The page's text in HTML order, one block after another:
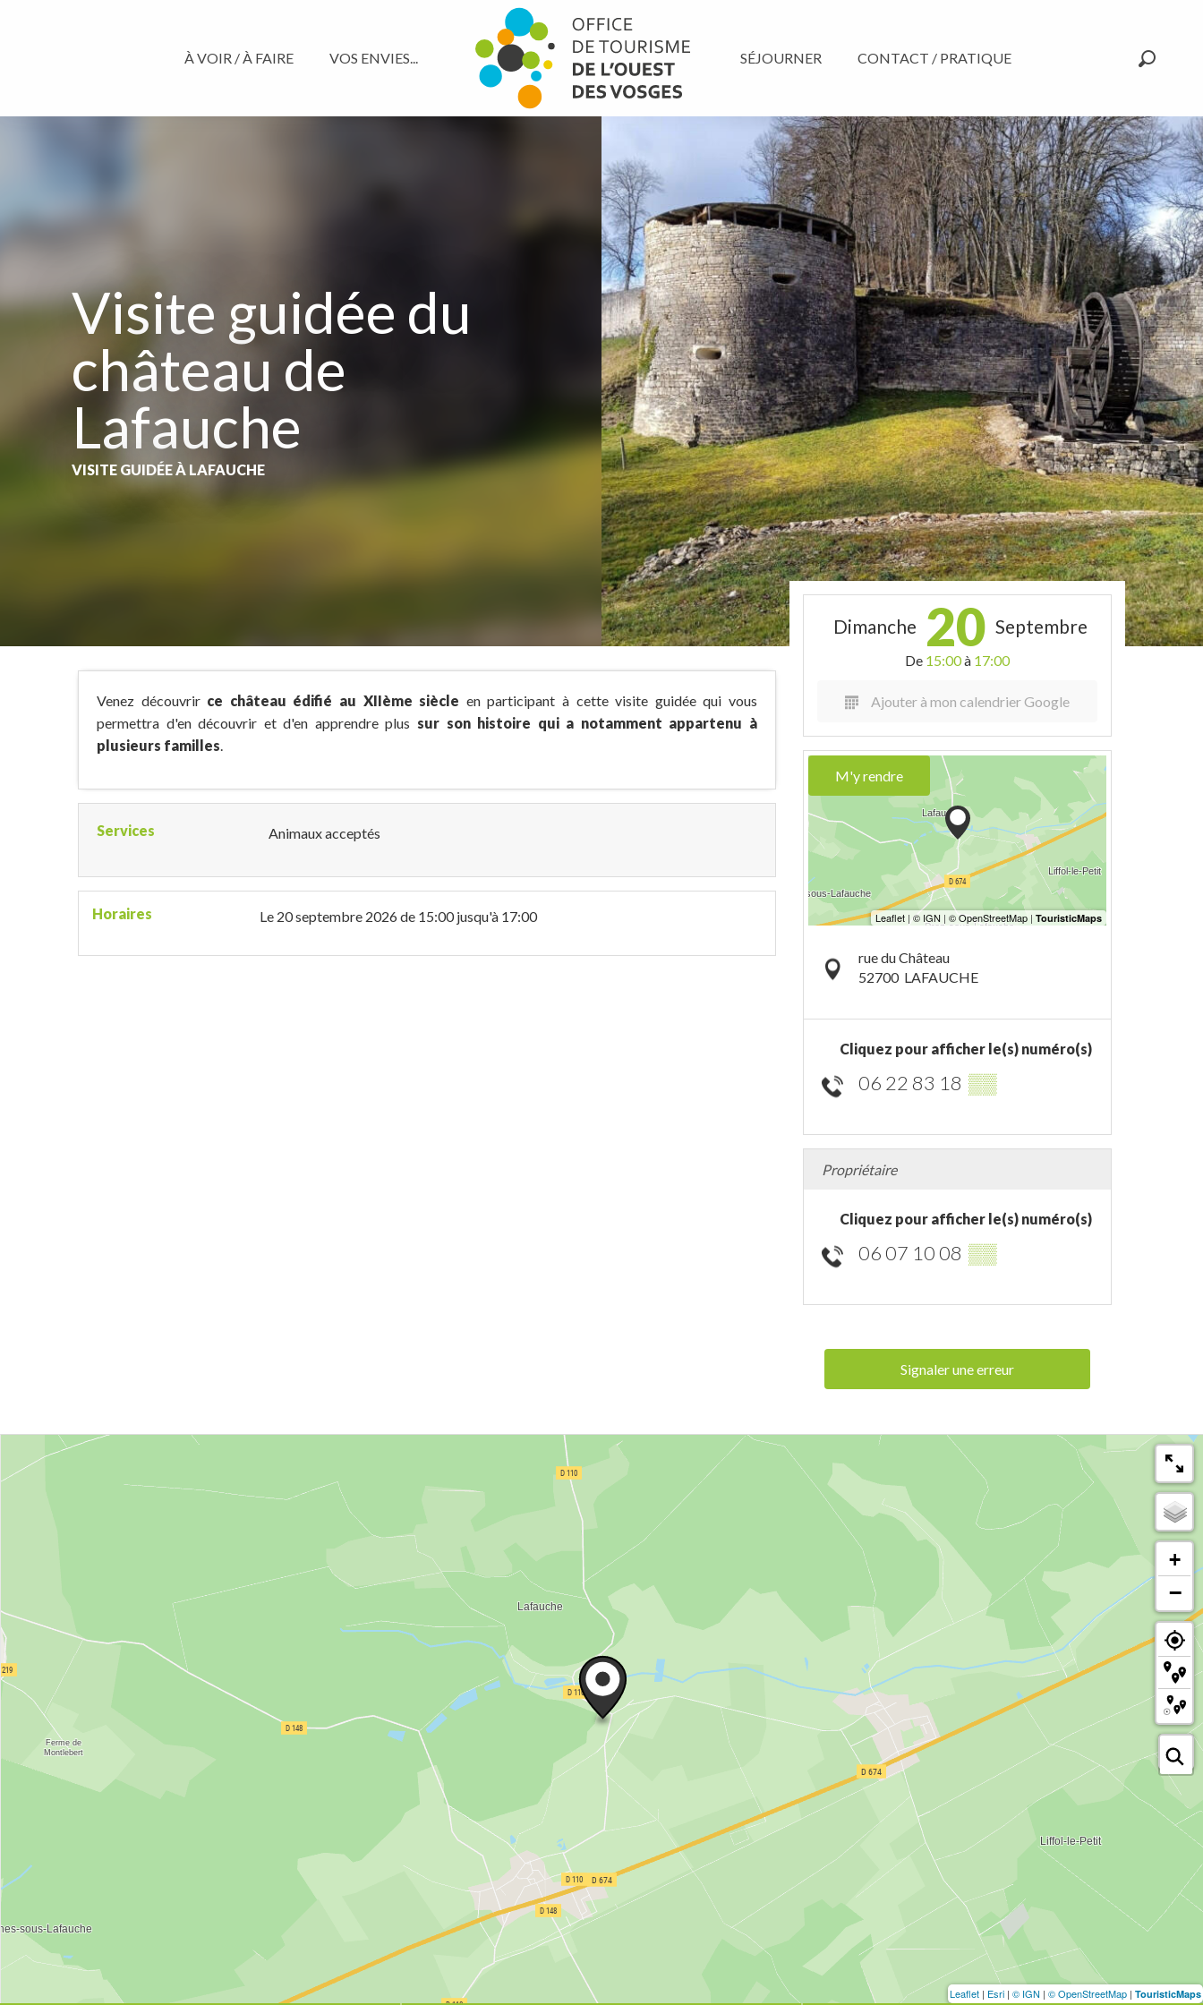
À VOIR / À FAIRE VOS ENVIES... SÉJOURNER CONTACT / PRATIQUE
Visite guidée du
château de
Lafauche
VISITE GUIDÉE À LAFAUCHE
Venez découvrir ce château édifié au XIIème siècle en participant à cette visite guidée qui vous
permettra d'en découvrir et d'en apprendre plus sur son histoire qui a notamment appartenu à
plusieurs familles.
Services Animaux acceptés
Horaires Le 20 septembre 2026de 15:00 jusqu'à 17:00
Dimanche 20 Septembre
De 15:00à 17:00
Ajouter à mon calendrier Google
M'y rendre
rue du Château
52700 LAFAUCHE
Cliquez pour afficher le(s) numéro(s)
06 22 83 18 ▒▒
Propriétaire
Cliquez pour afficher le(s) numéro(s)
06 07 10 08 ▒▒
Signaler une erreur
+
−
Leaflet | Esri | © IGN | © OpenStreetMap | TouristicMaps